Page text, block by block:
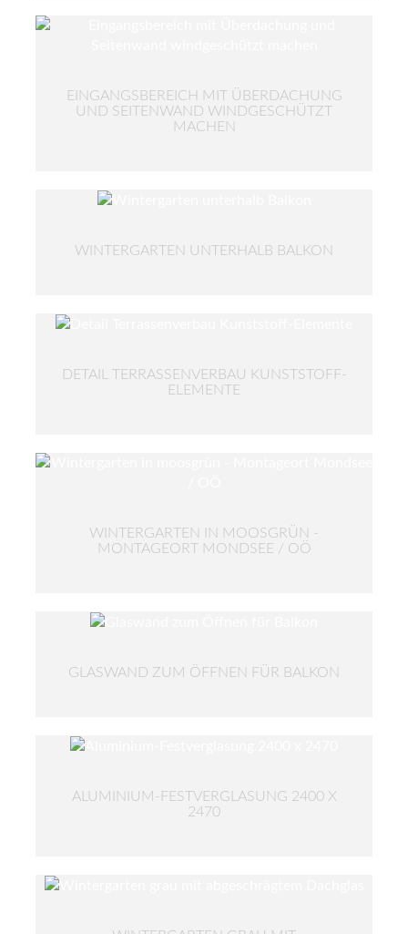
EINGANGSBEREICH MIT ÜBERDACHUNG
UND SEITENWAND WINDGESCHÜTZT
MACHEN
WINTERGARTEN UNTERHALB BALKON
DETAIL TERRASSENVERBAU KUNSTSTOFF-
ELEMENTE
WINTERGARTEN IN MOOSGRÜN -
MONTAGEORT MONDSEE / OÖ
GLASWAND ZUM ÖFFNEN FÜR BALKON
ALUMINIUM-FESTVERGLASUNG 2400 X
2470